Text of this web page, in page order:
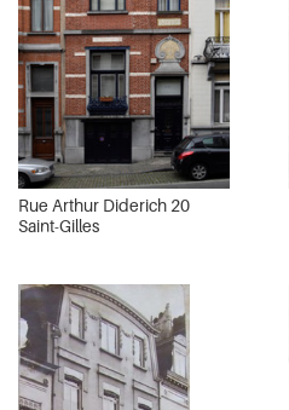
Rue Arthur Diderich 20
Saint-Gilles